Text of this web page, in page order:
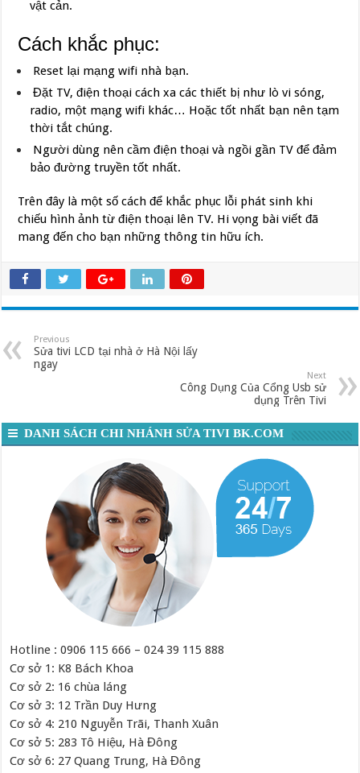
vật cản.
Cách khắc phục:
Reset lại mạng wifi nhà bạn.
Đặt TV, điện thoại cách xa các thiết bị như lò vi sóng,
radio, một mạng wifi khác… Hoặc tốt nhất bạn nên tạm
thời tắt chúng.
Người dùng nên cầm điện thoại và ngồi gần TV để đảm
bảo đường truyền tốt nhất.
Trên đây là một số cách để khắc phục lỗi phát sinh khi
chiếu hình ảnh từ điện thoại lên TV. Hi vọng bài viết đã
mang đến cho bạn những thông tin hữu ích.
Previous
Sửa tivi LCD tại nhà ở Hà Nội lấy
ngay
Next
Công Dụng Của Cổng Usb sử
dụng Trên Tivi
DANH SÁCH CHI NHÁNH SỬA TIVI BK.COM
Hotline : 0906 115 666 – 024 39 115 888
Cơ sở 1: K8 Bách Khoa
Cơ sở 2: 16 chùa láng
Cơ sở 3: 12 Trần Duy Hưng
Cơ sở 4: 210 Nguyễn Trãi, Thanh Xuân
Cơ sở 5: 283 Tô Hiệu, Hà Đông
Cơ sở 6: 27 Quang Trung, Hà Đông